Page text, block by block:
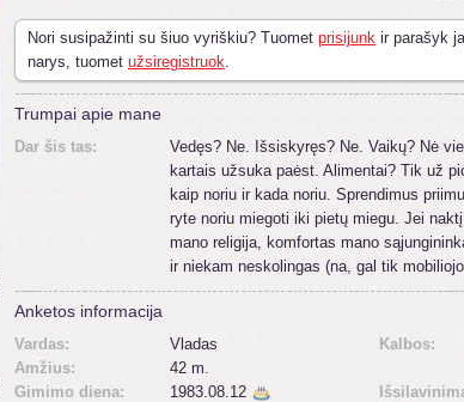
Nori susipažinti su šiuo vyriškiu? Tuomet prisijunk ir parašyk
narys, tuomet užsiregistruok.
Trumpai apie mane
Dar šis tas:
Vedęs? Ne. Išsiskyręs? Ne. Vaikų? Nė
kartais užsuka paėst. Alimentai? Tik už
kaip noriu ir kada noriu. Sprendimus
ryte noriu miegoti iki pietų miegu. Jei
mano religija, komfortas mano
ir niekam neskolingas (na, gal tik
Anketos informacija
Vardas:
Vladas
Amžius:
42 m.
Gimimo diena:
1983.08.12
Kalbos: